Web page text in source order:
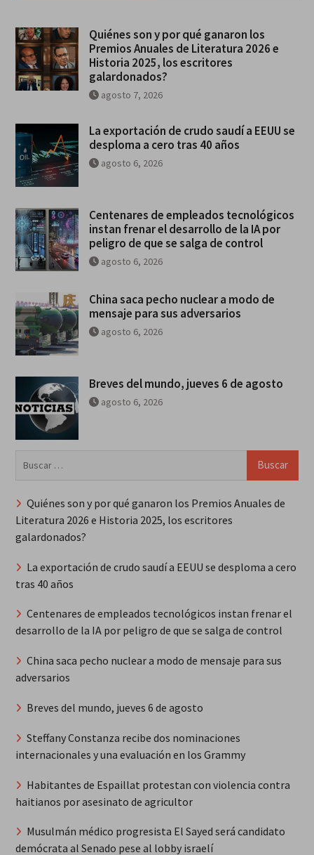
Quiénes son y por qué ganaron los
Premios Anuales de Literatura 2026 e
Historia 2025, los escritores
galardonados?
agosto 7, 2026
La exportación de crudo saudí a EEUU se
desploma a cero tras 40 años
agosto 6, 2026
Centenares de empleados tecnológicos
instan frenar el desarrollo de la IA por
peligro de que se salga de control
agosto 6, 2026
China saca pecho nuclear a modo de
mensaje para sus adversarios
agosto 6, 2026
Breves del mundo, jueves 6 de agosto
agosto 6, 2026
Quiénes son y por qué ganaron los Premios Anuales de
Literatura 2026 e Historia 2025, los escritores
galardonados?
La exportación de crudo saudí a EEUU se desploma a cero
tras 40 años
Centenares de empleados tecnológicos instan frenar el
desarrollo de la IA por peligro de que se salga de control
China saca pecho nuclear a modo de mensaje para sus
adversarios
Breves del mundo, jueves 6 de agosto
Steffany Constanza recibe dos nominaciones
internacionales y una evaluación en los Grammy
Habitantes de Espaillat protestan con violencia contra
haitianos por asesinato de agricultor
Musulmán médico progresista El Sayed será candidato
demócrata al Senado pese al lobby israelí